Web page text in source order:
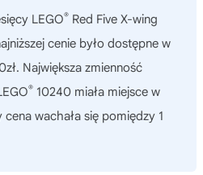
LEGO® Red Five X-wing
cenie było dostępne w
Największa zmienność
® 10240 miała miejsce w
wachała się pomiędzy 1